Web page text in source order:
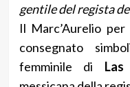
gentile del regista
Il Marc’Aurelio
consegnato
femminile di